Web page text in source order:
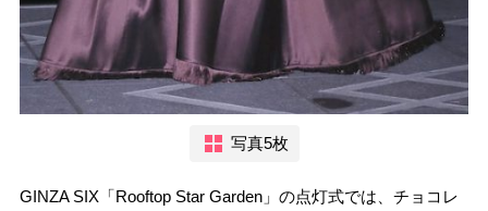
写真5枚
GINZA SIX「Rooftop Star Garden」の点灯式では、チョコレ